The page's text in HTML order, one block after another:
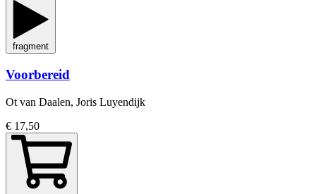
fragment
Voorbereid
Ot van Daalen, Joris Luyendijk
€ 17,50